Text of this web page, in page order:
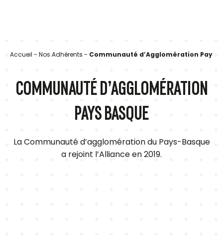
Accueil - Nos Adhérents - Communauté d’Agglomération Pays
COMMUNAUTÉ D’AGGLOMÉRATION
PAYS BASQUE
La Communauté d’agglomération du Pays-Basque
a rejoint l’Alliance en 2019.